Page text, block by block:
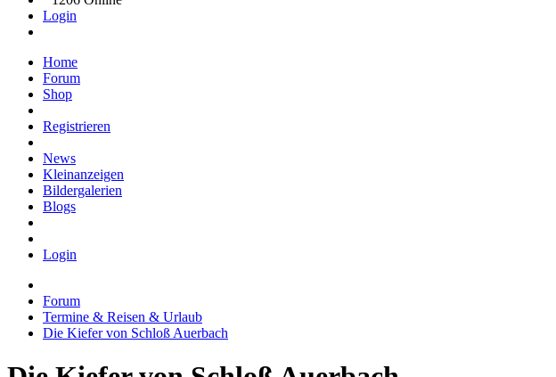
Login
Home
Forum
Shop
Registrieren
News
Kleinanzeigen
Bildergalerien
Blogs
Login
Forum
Termine & Reisen & Urlaub
Die Kiefer von Schloß Auerbach